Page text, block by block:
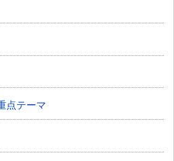
点テーマ